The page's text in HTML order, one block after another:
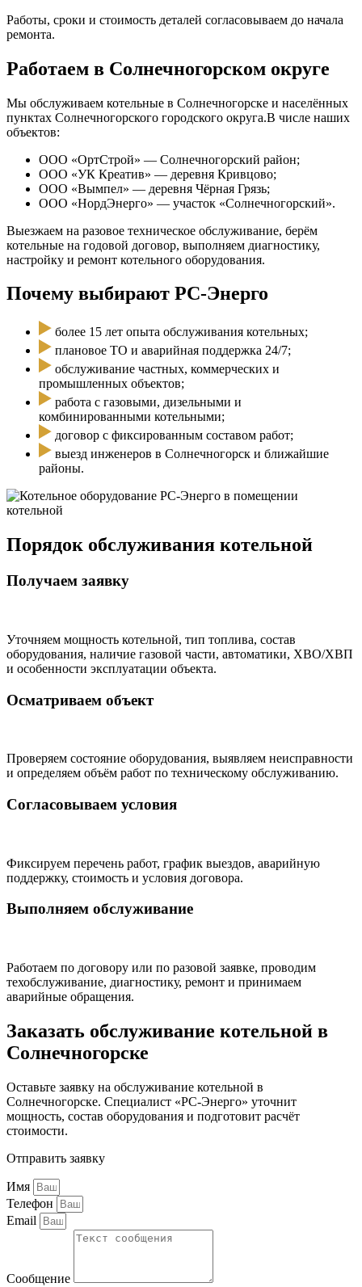
Работы, сроки и стоимость деталей согласовываем до начала
ремонта.
Работаем в Солнечногорском округе
Мы обслуживаем котельные в Солнечногорске и населённых
пунктах Солнечногорского городского округа.В числе наших
объектов:
ООО «ОртСтрой» — Солнечногорский район;
ООО «УК Креатив» — деревня Кривцово;
ООО «Вымпел» — деревня Чёрная Грязь;
ООО «НордЭнерго» — участок «Солнечногорский».
Выезжаем на разовое техническое обслуживание, берём
котельные на годовой договор, выполняем диагностику,
настройку и ремонт котельного оборудования.
Почему выбирают РС-Энерго
более 15 лет опыта обслуживания котельных;
плановое ТО и аварийная поддержка 24/7;
обслуживание частных, коммерческих и
промышленных объектов;
работа с газовыми, дизельными и
комбинированными котельными;
договор с фиксированным составом работ;
выезд инженеров в Солнечногорск и ближайшие
районы.
Порядок обслуживания котельной
Получаем заявку
Уточняем мощность котельной, тип топлива, состав
оборудования, наличие газовой части, автоматики, ХВО/ХВП
и особенности эксплуатации объекта.
Осматриваем объект
Проверяем состояние оборудования, выявляем неисправности
и определяем объём работ по техническому обслуживанию.
Согласовываем условия
Фиксируем перечень работ, график выездов, аварийную
поддержку, стоимость и условия договора.
Выполняем обслуживание
Работаем по договору или по разовой заявке, проводим
техобслуживание, диагностику, ремонт и принимаем
аварийные обращения.
Заказать обслуживание котельной в
Солнечногорске
Оставьте заявку на обслуживание котельной в
Солнечногорске. Специалист «РС-Энерго» уточнит
мощность, состав оборудования и подготовит расчёт
стоимости.
Отправить заявку
Имя
Телефон
Email
Сообщение